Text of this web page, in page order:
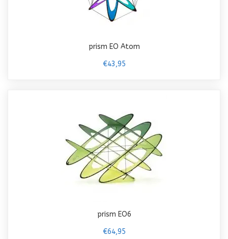
prism EO Atom
€43,95
prism EO6
€64,95